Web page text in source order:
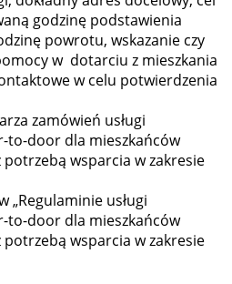
godzinę podstawienia
powrotu, wskazanie czy
w dotarciu z mieszkania
w celu potwierdzenia
zamówień usługi
door dla mieszkańców
potrzebą wsparcia w zakresie
„Regulaminie usługi
door dla mieszkańców
potrzebą wsparcia w zakresie